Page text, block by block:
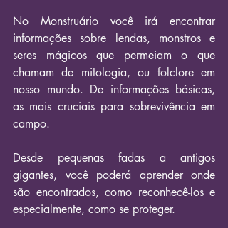
No Monstruário você irá encontrar
informações sobre lendas, monstros e
seres mágicos que permeiam o que
chamam de mitologia, ou folclore em
nosso mundo. De informações básicas,
as mais cruciais para sobrevivência em
campo.
Desde pequenas fadas a antigos
gigantes, você poderá aprender onde
são encontrados, como reconhecê-los e
especialmente, como se proteger.